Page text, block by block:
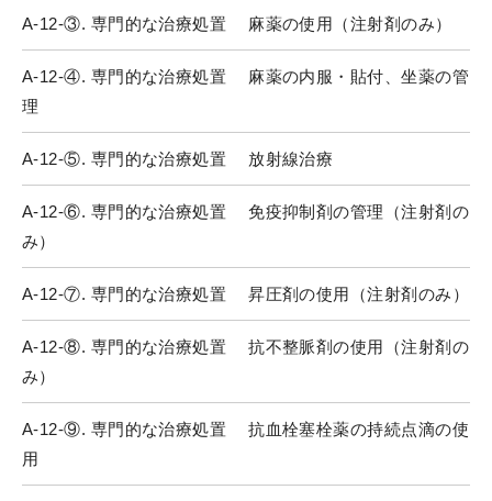
A-12-③. 専門的な治療処置 麻薬の使用（注射剤のみ）
A-12-④. 専門的な治療処置 麻薬の内服・貼付、坐薬の管
理
A-12-⑤. 専門的な治療処置 放射線治療
A-12-⑥. 専門的な治療処置 免疫抑制剤の管理（注射剤の
み）
A-12-⑦. 専門的な治療処置 昇圧剤の使用（注射剤のみ）
A-12-⑧. 専門的な治療処置 抗不整脈剤の使用（注射剤の
み）
A-12-⑨. 専門的な治療処置 抗血栓塞栓薬の持続点滴の使
用